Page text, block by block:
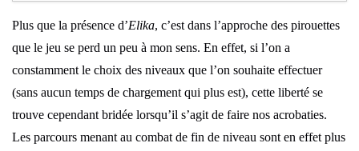
Plus que la présence d’Elika, c’est dans l’approche des pirouettes
que le jeu se perd un peu à mon sens. En effet, si l’on a
constamment le choix des niveaux que l’on souhaite effectuer
(sans aucun temps de chargement qui plus est), cette liberté se
trouve cependant bridée lorsqu’il s’agit de faire nos acrobaties.
Les parcours menant au combat de fin de niveau sont en effet plus